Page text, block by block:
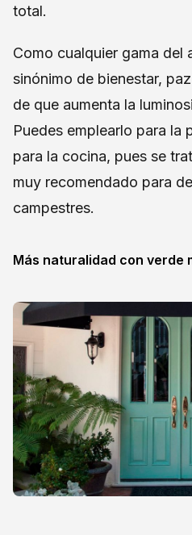
total.
Como cualquier gama del
sinónimo de bienestar,
de que aumenta la
Puedes emplearlo para la
para la cocina, pues se
muy recomendado para
campestres.
Más naturalidad con verde